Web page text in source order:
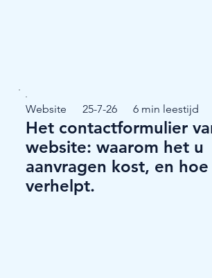
Website 25-7-26 6 min leestijd
Het contactformulier
website: waarom het u
aanvragen kost, en
verhelpt.